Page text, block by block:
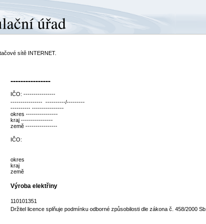
sítě INTERNET.
----------------
IČO: ----------------
---------------- ----------/---------
---------- ----------------
okres ----------------
kraj ----------------
země ----------------
IČO:
okres
kraj
země
Výroba elektřiny
110101351
Držitel licence splňuje podmínku odborné způsobilosti dle zákona č. 458/2000 Sb.